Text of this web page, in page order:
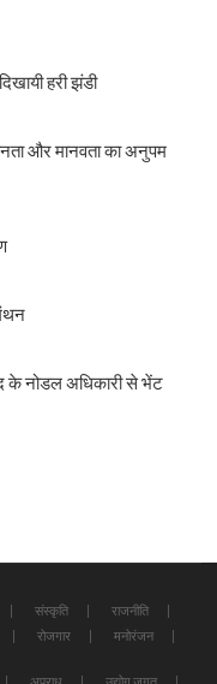
हरी झंडी
और मानवता का अनुपम
के नोडल अधिकारी से भेंट
संस्कृति
राजनीति
रोजगार
मनोरंजन
अपराध उद्योग जगत